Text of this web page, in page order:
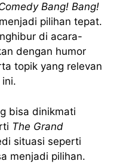
Bang! Bang!
pilihan tepat.
di acara-
dengan humor
topik yang relevan
bisa dinikmati
The Grand
situasi seperti
menjadi pilihan.